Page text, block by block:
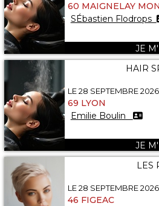
60 MAIGNELAY
SÉbastien Flodrops
JE
HAIR
LE 28 SEPTEMBRE 2026
69 LYON
Emilie Boulin
JE
LES
LE 28 SEPTEMBRE 2026
46 FIGEAC